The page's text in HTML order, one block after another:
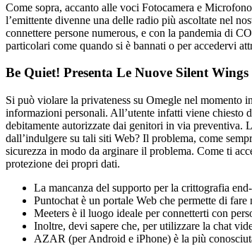
Come sopra, accanto alle voci Fotocamera e
l’emittente divenne una delle radio più ascoltate nel
connettere persone numerous, e con la pandemia di
particolari come quando si è bannati o per accedervi
Be Quiet! Presenta Le Nuove Silent
Si può violare la privateness su Omegle nel momento
informazioni personali. All’utente infatti viene chiesto
debitamente autorizzate dai genitori in via preventiva.
dall’indulgere su tali siti Web? Il problema, come
sicurezza in modo da arginare il problema. Come ti
protezione dei propri dati.
La mancanza del supporto per la crittografia
Puntochat è un portale Web che permette di
Meeters è il luogo ideale per connetterti con
Inoltre, devi sapere che, per utilizzare la chat
AZAR (per Android e iPhone) è la più